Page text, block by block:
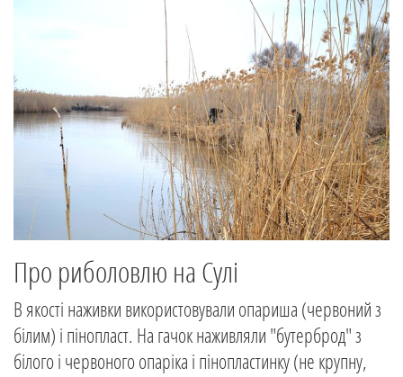
Про риболовлю на Сулі
В якості наживки використовували опариша (червоний з
білим) і пінопласт. На гачок наживляли "бутерброд" з
білого і червоного опаріка і пінопластинку (не крупну,